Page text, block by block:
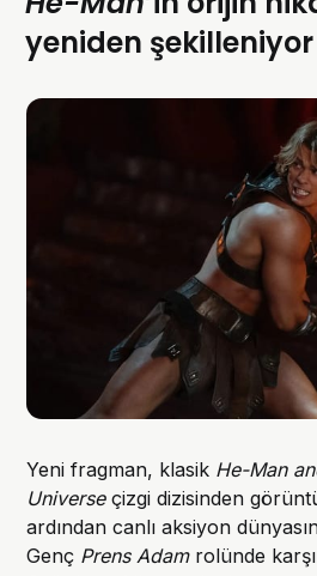
yeniden şekilleniyor
Yeni fragman, klasik He-Man
Universeçizgi dizisinden
ardından canlı aksiyon
Genç Prens Adamrolünde